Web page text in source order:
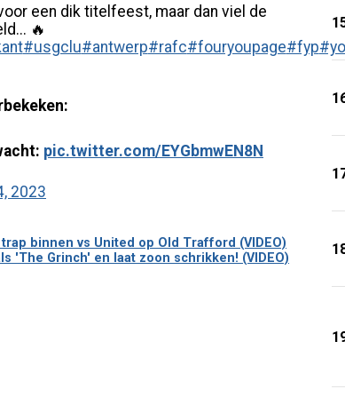
een dik titelfeest, maar dan viel de
🔥
#usgclu#antwerp#rafc#fouryoupage#fyp
pic.twitter.com/EYGbmwEN8N
2023
binnen vs United op Old Trafford (VIDEO)
'The Grinch' en laat zoon schrikken! (VIDEO)